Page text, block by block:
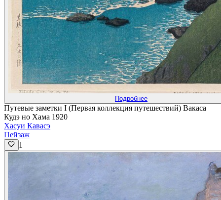
Подробнее
Путевые заметки I (Первая коллекция путешествий) Вакаса
Кудэ но Хама 1920
Хасуи Кавасэ
Пейзаж
1